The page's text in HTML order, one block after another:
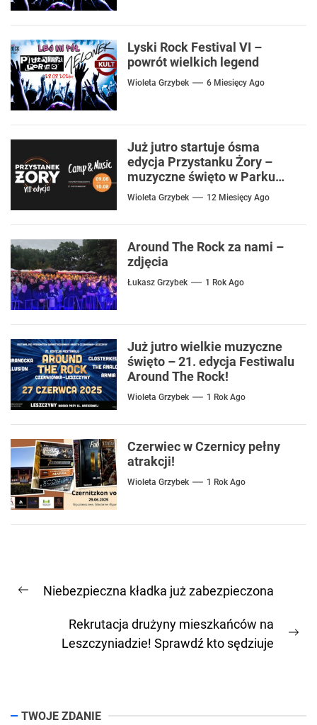
Lyski Rock Festival VI –
powrót wielkich legend
Wioleta Grzybek 6 Miesięcy Ago
Już jutro startuje ósma
edycja Przystanku Żory –
muzyczne święto w Parku
Cegielnia
Wioleta Grzybek 12 Miesięcy Ago
Around The Rock za nami –
zdjęcia
Łukasz Grzybek 1 Rok Ago
Już jutro wielkie muzyczne
święto – 21. edycja Festiwalu
Around The Rock!
Wioleta Grzybek 1 Rok Ago
Czerwiec w Czernicy pełny
atrakcji!
Wioleta Grzybek 1 Rok Ago
wpisu
Previous
Niebezpieczna kładka już zabezpieczona
Rekrutacja drużyny mieszkańców na
Leszczyniadzie! Sprawdź kto sędziuje
TWOJE ZDANIE